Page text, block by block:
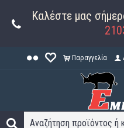
Καλέστε μας
Παραγγελία